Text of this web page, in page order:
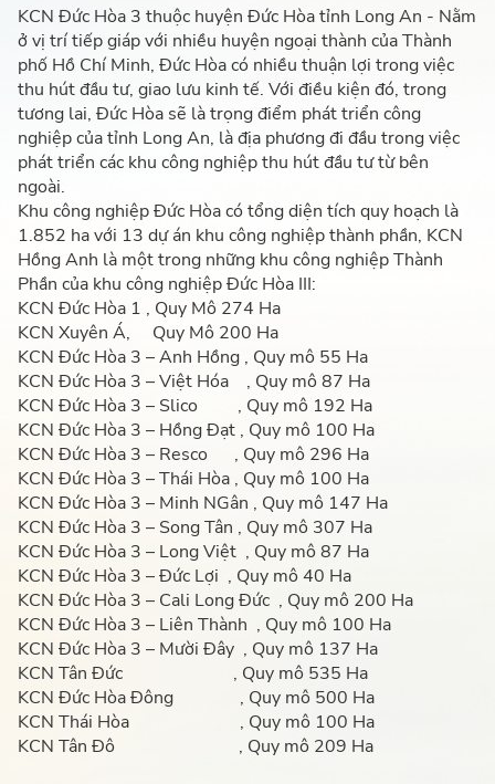
KCN Đức Hòa 3 thuộc huyện Đức Hòa tỉnh Long An - Nằm
ở vị trí tiếp giáp với nhiều huyện ngoại thành của Thành
phố Hồ Chí Minh, Đức Hòa có nhiều thuận lợi trong việc
thu hút đầu tư, giao lưu kinh tế. Với điều kiện đó, trong
tương lai, Đức Hòa sẽ là trọng điểm phát triển công
nghiệp của tỉnh Long An, là địa phương đi đầu trong việc
phát triển các khu công nghiệp thu hút đầu tư từ bên
ngoài.
Khu công nghiệp Đức Hòa có tổng diện tích quy hoạch là
1.852 ha với 13 dự án khu công nghiệp thành phần, KCN
Hồng Anh là một trong những khu công nghiệp Thành
Phần của khu công nghiệp Đức Hòa III:
KCN Đức Hòa 1 , Quy Mô 274 Ha
KCN Xuyên Á, Quy Mô 200 Ha
KCN Đức Hòa 3 – Anh Hồng , Quy mô 55 Ha
KCN Đức Hòa 3 – Việt Hóa , Quy mô 87 Ha
KCN Đức Hòa 3 – Slico , Quy mô 192 Ha
KCN Đức Hòa 3 – Hồng Đạt , Quy mô 100 Ha
KCN Đức Hòa 3 – Resco , Quy mô 296 Ha
KCN Đức Hòa 3 – Thái Hòa , Quy mô 100 Ha
KCN Đức Hòa 3 – Minh NGân , Quy mô 147 Ha
KCN Đức Hòa 3 – Song Tân , Quy mô 307 Ha
KCN Đức Hòa 3 – Long Việt , Quy mô 87 Ha
KCN Đức Hòa 3 – Đức Lợi , Quy mô 40 Ha
KCN Đức Hòa 3 – Cali Long Đức , Quy mô 200 Ha
KCN Đức Hòa 3 – Liên Thành , Quy mô 100 Ha
KCN Đức Hòa 3 – Mười Đây , Quy mô 137 Ha
KCN Tân Đức , Quy mô 535 Ha
KCN Đức Hòa Đông , Quy mô 500 Ha
KCN Thái Hòa , Quy mô 100 Ha
KCN Tân Đô , Quy mô 209 Ha